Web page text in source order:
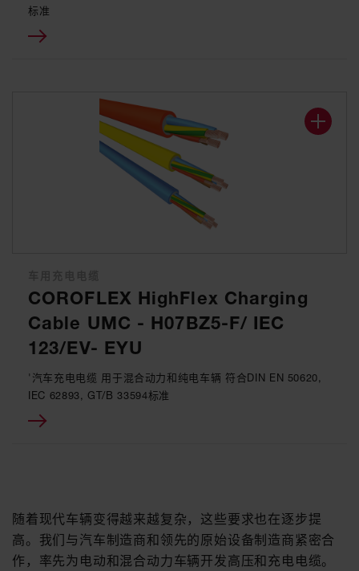
标准
COROFLEX HighFlex Charging
Cable UMC - H07BZ5-F/ IEC
123/EV- EYU
'汽车充电电缆 用于混合动力和纯电车辆 符合DIN EN 50620,
IEC 62893, GT/B 33594标准
随着现代车辆变得越来越复杂，这些要求也在逐步提
高。我们与汽车制造商和领先的原始设备制造商紧密合
作，率先为电动和混合动力车辆开发高压和充电电缆。